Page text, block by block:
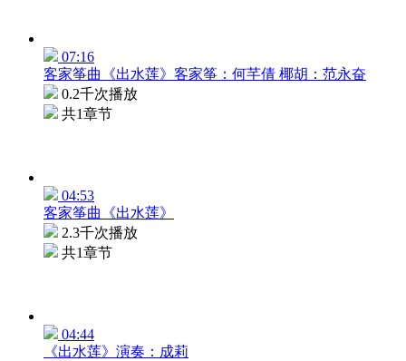
07:16
客家筝曲《出水莲》客家筝：何芊倩 椰胡：范永奋
0.2千次播放
共1章节
04:53
客家筝曲《出水莲》
2.3千次播放
共1章节
04:44
《出水莲》演奏：成莉